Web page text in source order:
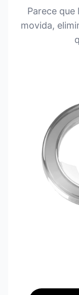
Parece que
movida,